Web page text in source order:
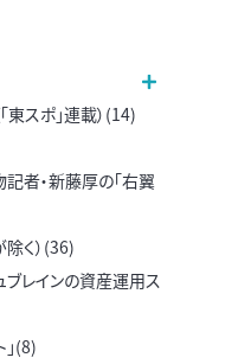
東スポ」連載）(14)
者・新藤厚の「右翼
く）(36)
レインの資産運用ス
」(8)